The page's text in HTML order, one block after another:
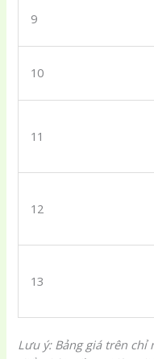
9
10
11
12
13
Lưu ý: Bảng giá trên